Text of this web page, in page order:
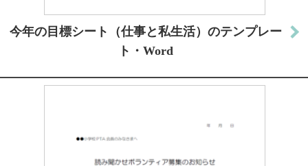
今年の目標シート（仕事と私生活）のテンプレー
ト・Word